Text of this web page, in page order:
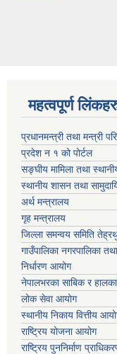
महत्वपूर्ण
प्रधानमन्त्री तथा मन्त्री
प्रदेश न‌‍ १ को पोर्टल
सङ्घीय मामिला तथा
स्थानीय शासन तथा
अर्थ मन्त्रालय
गृह मन्त्रालय
जिल्ला समन्वय समिति
गाउँपालिका नगरपालिका
निर्धारण आयोग
नेपालभरका साबिक र
लोक सेवा आयोग
स्थानीय निकाय वित्तीय
राष्ट्रिय योजना आयोग
राष्ट्रिय पुननिर्माण